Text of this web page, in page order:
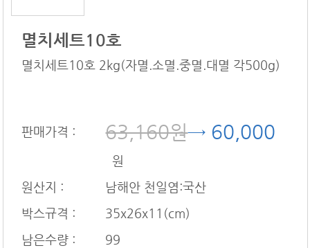
멸치세트10호
멸치세트10호 2kg(자멸.소멸.중멸.대멸 각500g)
판매가격 : 63,160원→ 60,000
원
원산지 :
남해안 천일염:국산
박스규격 :
35x26x11(cm)
남은수량 :
99